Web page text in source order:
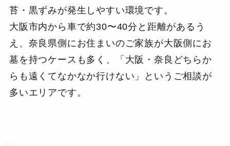
苔・黒ずみが発生しやすい環境です。
大阪市内から車で約30〜40分と距離があるう
え、奈良県側にお住まいのご家族が大阪側にお
墓を持つケースも多く、「大阪・奈良どちらか
らも遠くてなかなか行けない」というご相談が
多いエリアです。